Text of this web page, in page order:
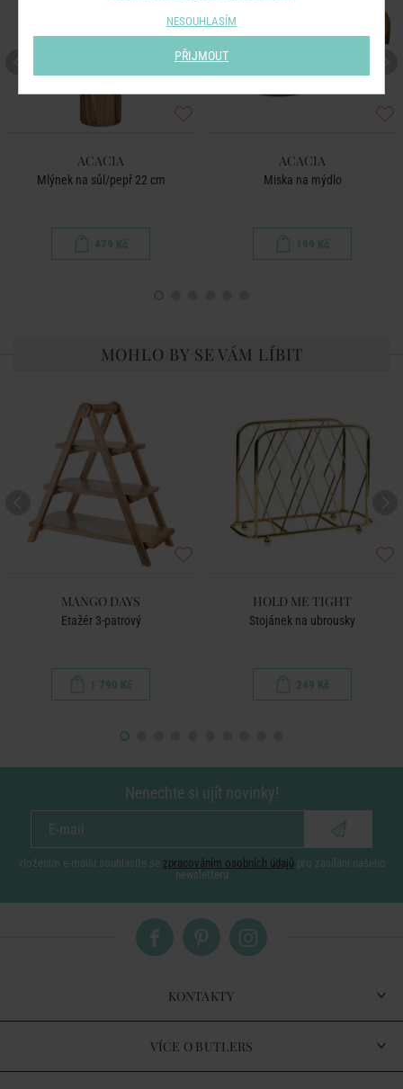
ACACIA
Mlýnek na sůl/pepř 22 cm
479 Kč
ACACIA
Miska na mýdlo
199 Kč
MOHLO BY SE VÁM LÍBIT
MANGO DAYS
Etažér 3-patrový
1 790 Kč
HOLD ME TIGHT
Stojánek na ubrousky
249 Kč
Nenechte si ujít novinky!
vložením e-mailu souhlasíte se zpracováním osobních údajů pro zasílání našeho
newsletteru
KONTAKTY
VÍCE O BUTLERS
NESOUHLASÍM
PŘIJMOUT